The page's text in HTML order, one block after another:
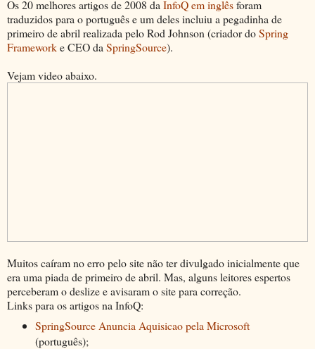
Os 20 melhores artigos de 2008 da InfoQ em inglêsforam
traduzidos para o português e um deles incluiu a pegadinha de
primeiro de abril realizada pelo Rod Johnson (criador doSpring
Frameworke CEO da SpringSource).
Vejam video abaixo.
Muitos caíram no erro pelo site não ter divulgado inicialmente que
era uma piada de primeiro de abril. Mas, alguns leitores espertos
perceberam o deslize e avisaram o site para correção.
Links para os artigos na InfoQ:
SpringSource Anuncia Aquisicao pela Microsoft
(português);